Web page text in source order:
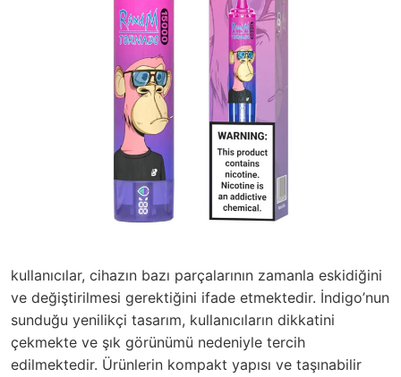
kullanıcılar, cihazın bazı parçalarının zamanla eskidiğini
ve değiştirilmesi gerektiğini ifade etmektedir. İndigo’nun
sunduğu yenilikçi tasarım, kullanıcıların dikkatini
çekmekte ve şık görünümü nedeniyle tercih
edilmektedir. Ürünlerin kompakt yapısı ve taşınabilir